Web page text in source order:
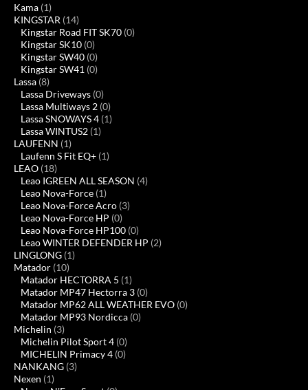
Kama (1)
KINGSTAR (14)
Kingstar Road FIT SK70 (0)
Kingstar SK10 (0)
Kingstar SW40 (0)
Kingstar SW41 (0)
Lassa (8)
Lassa Driveways (0)
Lassa Multiways 2 (0)
Lassa SNOWAYS 4 (1)
Lassa WINTUS2 (1)
LAUFENN (1)
Laufenn S Fit EQ+ (1)
LEAO (18)
Leao IGREEN ALL SEASON (4)
Leao Nova-Force (1)
Leao Nova-Force Acro (3)
Leao Nova-Force HP (0)
Leao Nova-Force HP100 (0)
Leao WINTER DEFENDER HP (2)
LINGLONG (1)
Matador (10)
Matador HECTORRA 5 (1)
Matador MP47 Hectorra 3 (0)
Matador MP62 ALL WEATHER EVO (0)
Matador MP93 Nordicca (0)
Michelin (3)
Michelin Pilot Sport 4 (0)
MICHELIN Primacy 4 (0)
NANKANG (3)
Nexen (1)